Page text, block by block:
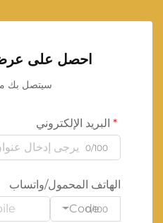
احصل على
سيتصل بك
البريد الإلكتروني
0/100
الهاتف المحمول/واتساب
Code
0/100